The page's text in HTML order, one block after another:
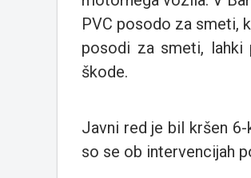
PVC posodo za smeti,
posodi za smeti, lahki
škode.
Javni red je bil kršen
so se ob intervencijah